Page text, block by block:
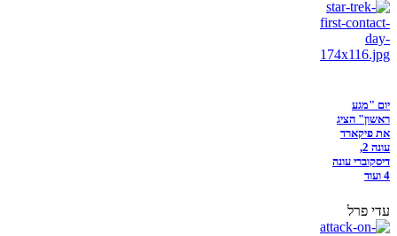
יום "מגע
ראשון" הציג
את פיקארד
עונה 2,
דיסקוברי עונה
4 ועוד
עדי פרל